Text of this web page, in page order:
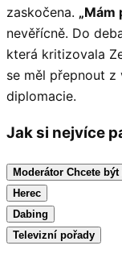
zaskočena. „Mám
nevěřícně. Do
která kritizovala
se měl přepnout
diplomacie.
Jak si nejvíce
Moderátor Chcete
Herec
Dabing
Televizní pořady